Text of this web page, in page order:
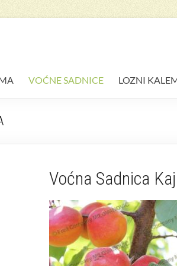
VOĆNE SADNICE LOZNI
Voćna Sadnica